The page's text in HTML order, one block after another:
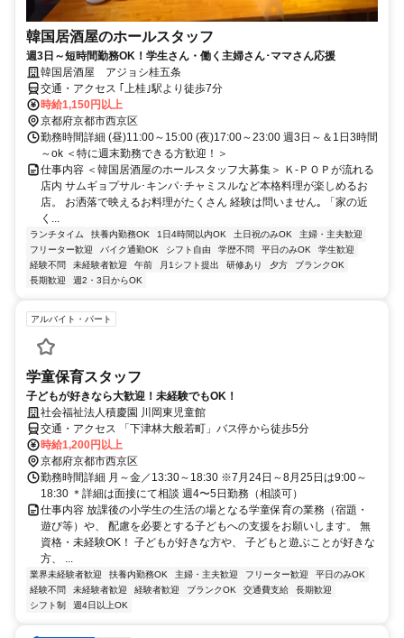
韓国居酒屋のホールスタッフ
週3日～短時間勤務OK！学生さん・働く主婦さん･ママさん応援
韓国居酒屋 アジョシ桂五条
交通・アクセス ｢上桂｣駅より徒歩7分
時給1,150円以上
京都府京都市西京区
勤務時間詳細 (昼)11:00～15:00 (夜)17:00～23:00 週3日～＆1日3時間
～ok ＜特に週末勤務できる方歓迎！＞
仕事内容 ＜韓国居酒屋のホールスタッフ大募集＞ Ｋ-ＰＯＰが流れる
店内 サムギョプサル･キンパ･チャミスルなど本格料理が楽しめるお
店。 お洒落で映えるお料理がたくさん 経験は問いません｡ 「家の近
く...
ランチタイム 扶養内勤務OK 1日4時間以内OK 土日祝のみOK
主婦・主夫歓迎
フリーター歓迎
バイク通勤OK シフト自由 学歴不問 平日のみOK
学生歓迎
経験不問
未経験者歓迎 午前 月1シフト提出 研修あり 夕方
ブランクOK
長期歓迎
週2・3日からOK
アルバイト・パート
学童保育スタッフ
⼦どもが好きなら⼤歓迎！未経験でもOK！
社会福祉法⼈積慶園 川岡東児童館
交通・アクセス 「下津林大般若町」バス停から徒歩5分
時給1,200円以上
京都府京都市西京区
勤務時間詳細 月～金／13:30～18:30 ※7月24日～8月25日は9:00～
18:30 ＊詳細は面接にて相談 週4〜5⽇勤務（相談可）
仕事内容 放課後の⼩学⽣の⽣活の場となる学童保育の業務（宿題・
遊び等）や、 配慮を必要とする⼦どもへの⽀援をお願いします。 無
資格・未経験OK！ ⼦どもが好きな⽅や、 子どもと遊ぶことが好きな
方、 ...
業界未経験者歓迎 扶養内勤務OK 主婦・主夫歓迎 フリーター歓迎
平日のみOK
経験不問
未経験者歓迎 経験者歓迎 ブランクOK 交通費支給
長期歓迎
シフト制
週4日以上OK